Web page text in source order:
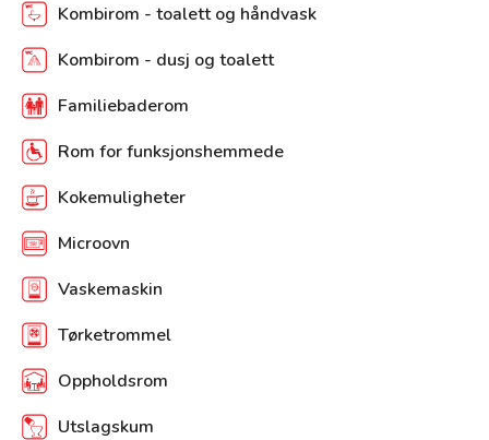
Kombirom - toalett og håndvask
Kombirom - dusj og toalett
Familiebaderom
Rom for funksjonshemmede
Kokemuligheter
Microovn
Vaskemaskin
Tørketrommel
Oppholdsrom
Utslagskum